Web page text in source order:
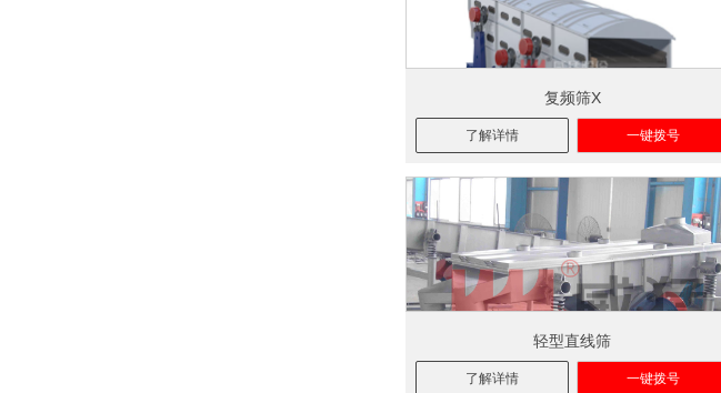
复频筛X
了解详情 一键拨号
轻型直线筛
了解详情 一键拨号